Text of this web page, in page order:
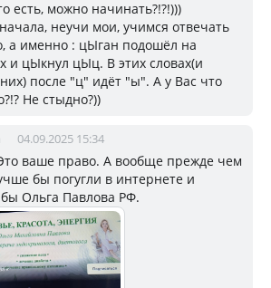
есть, можно начинать?!?!)))
неучи мои, учимся отвечать
а именно : цЫган подошёл на
и цЫкнул цЫц. В этих словах(и
после "ц" идёт "ы". А у Вас что
Не стыдно?))
04.09.2025 15:34
ваше право. А вообще прежде чем
бы погугли в интернете и
Ольга Павлова РФ.